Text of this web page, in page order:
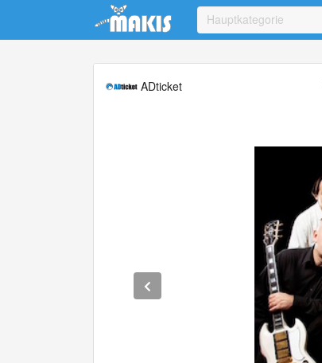
Update cookies preferences
Hauptkategorie
ADticket